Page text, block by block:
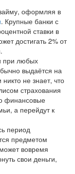
оформляя в
. Крупные банки с
ставки в
достигать 2% от
при любых
выдаётся на
не знает, что
страхования
финансовые
а перейдут к
период
предметом
вовремя
свои деньги,